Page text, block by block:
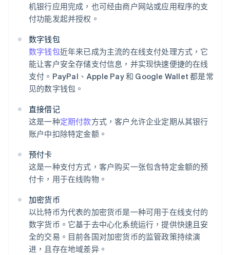
机银行应用完成，也可经由商户网站或应用程序的支
付功能发起并授权。
数字钱包
数字钱包近年来已成为主流的在线支付处理方式，它
能让客户安全存储支付信息，并实现快速便捷的在线
支付。PayPal、Apple Pay 和 Google Wallet 都是常
见的数字钱包。
直接借记
这是一种定期付款方式，客户允许企业定期从其银行
账户中扣除特定金额。
预付卡
这是一种支付方式，客户购买一张包含特定金额的预
付卡，用于在线购物。
加密货币
以比特币为代表的加密货币是一种可用于在线支付的
数字货币。它基于去中心化系统运行，提供快速且安
全的交易。目前各国对加密货币的监管政策持续演
进，且存在地域差异。